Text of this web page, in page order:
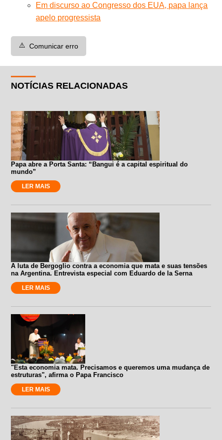
Em discurso ao Congresso dos EUA, papa lança
apelo progressista
⚠️ Comunicar erro
NOTÍCIAS RELACIONADAS
Papa abre a Porta Santa: “Bangui é a capital espiritual do
mundo”
LER MAIS
A luta de Bergoglio contra a economia que mata e suas tensões
na Argentina. Entrevista especial com Eduardo de la Serna
LER MAIS
"Esta economia mata. Precisamos e queremos uma mudança de
estruturas", afirma o Papa Francisco
LER MAIS